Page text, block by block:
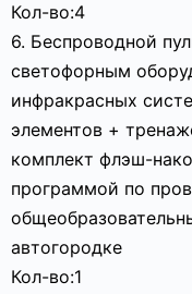
Кол-во:4
6. Беспроводной
светофорным
инфракрасных
элементов +
комплект флэш-
программой по
автогородке
Кол-во:1